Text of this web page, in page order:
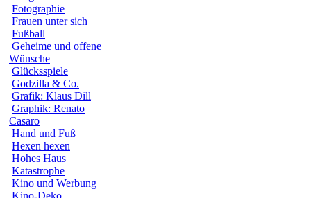
Fotographie
Frauen unter sich
Fußball
Geheime und offene
Wünsche
Glücksspiele
Godzilla & Co.
Grafik: Klaus Dill
Graphik: Renato
Casaro
Hand und Fuß
Hexen hexen
Hohes Haus
Katastrophe
Kino und Werbung
Kino-Deko